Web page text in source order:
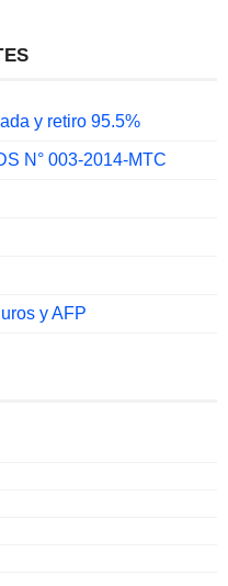
y retiro 95.5%
N° 003-2014-MTC
y AFP